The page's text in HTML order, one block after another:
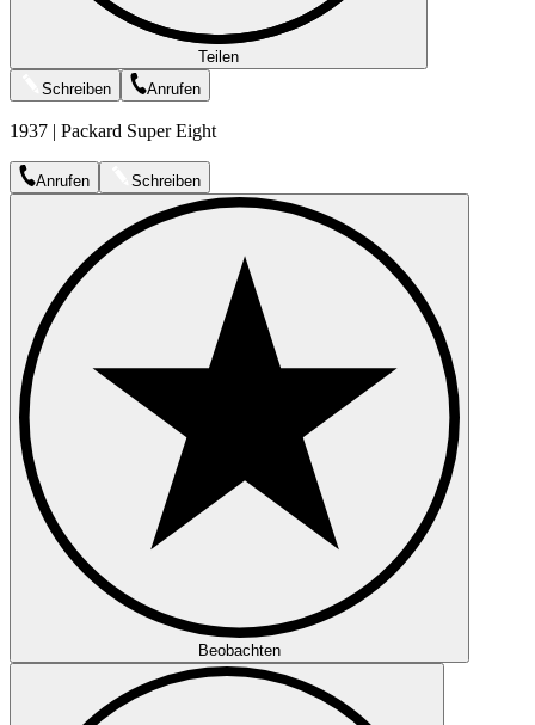
Teilen
Schreiben
Anrufen
1937 | Packard Super Eight
Anrufen Schreiben
Beobachten